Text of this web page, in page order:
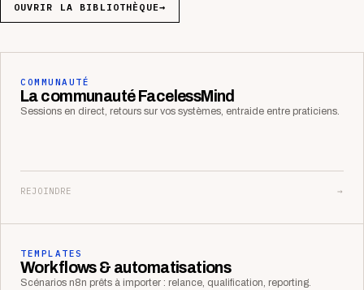
OUVRIR LA BIBLIOTHÈQUE→
COMMUNAUTÉ
La communauté FacelessMind
Sessions en direct, retours sur vos systèmes, entraide entre praticiens.
REJOINDRE →
TEMPLATES
Workflows & automatisations
Scénarios n8n prêts à importer : relance, qualification, reporting.